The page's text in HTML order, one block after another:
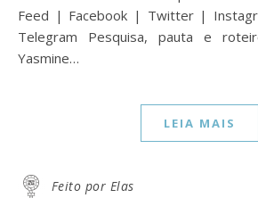
Feed | Facebook | Twitter |
Telegram Pesquisa, pauta e
Yasmine…
LEIA MAIS
Feito por Elas